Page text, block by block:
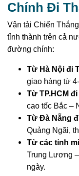
Chính Đi
Vận tải Chiến
tỉnh thành trên cả
đường chính:
Từ Hà Nội đi
giao hàng từ
Từ TP.HCM
cao tốc Bắc –
Từ Đà Nẵng
Quảng Ngãi,
Từ các tỉnh
Trung Lương
ngày.